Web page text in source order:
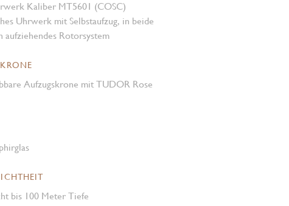
Kaliber MT5601 (COSC)
Uhrwerk mit Selbstaufzug, in beide
aufziehendes Rotorsystem
Aufzugskrone mit TUDOR Rose
bis 100 Meter Tiefe